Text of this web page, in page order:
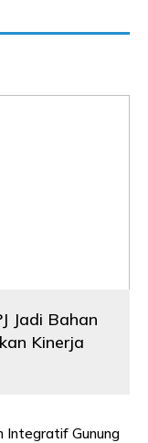
Jadi Bahan
Kinerja
Integratif Gunung